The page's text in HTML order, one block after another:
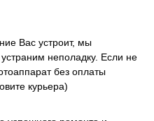
Вас устроит, мы
устраним неполадку. Если не
без оплаты
курьера)